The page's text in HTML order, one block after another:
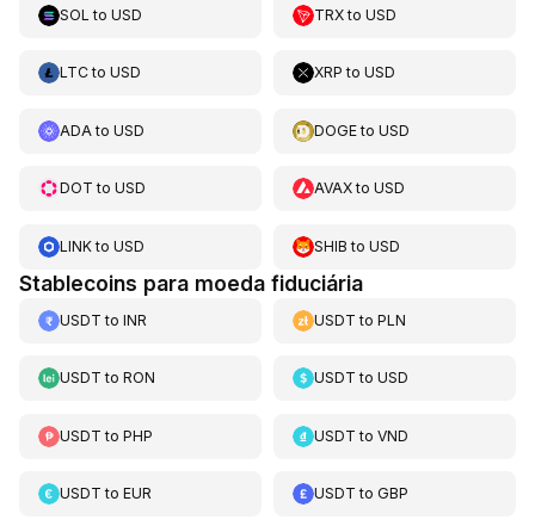
SOL to USD TRXtoUSD
LTCto USD XRP toUSD
ADA to USD DOGEtoUSD
DOT to USD AVAXtoUSD
LINKto USD SHIB toUSD
Stablecoins para moeda fiduciária
USDT to INR USDT toPLN
USDT to RON USDT toUSD
USDT to PHP USDT toVND
USDT to EUR USDT toGBP